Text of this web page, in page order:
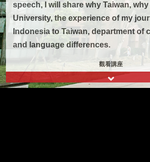
speech, I will share why Taiwan,
University, the experience of my
Indonesia to Taiwan, department of
and language differences.
觀看講座